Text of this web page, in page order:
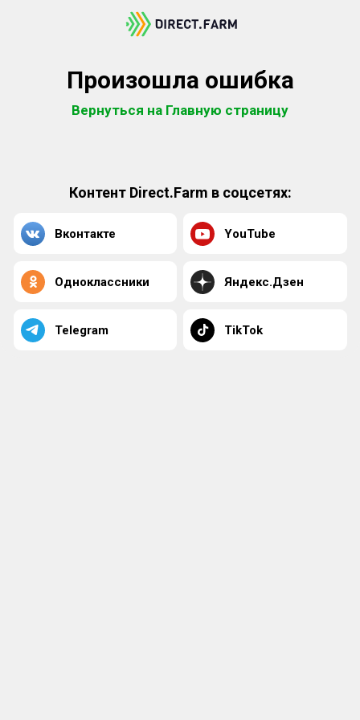
Произошла ошибка
Вернуться на Главную страницу
Контент Direct.Farm в соцсетях:
Вконтакте YouTube
Одноклассники Яндекс.Дзен
Telegram TikTok